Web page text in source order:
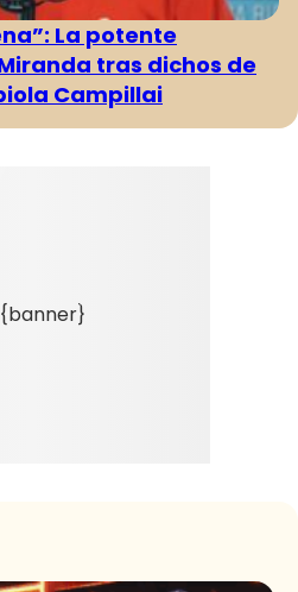
La potente
tras dichos de
Campillai